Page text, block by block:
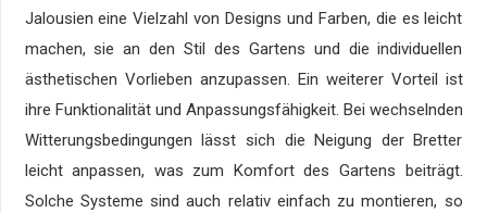
Jalousien eine Vielzahl von Designs und Farben, die es leicht
machen, sie an den Stil des Gartens und die individuellen
ästhetischen Vorlieben anzupassen. Ein weiterer Vorteil ist
ihre Funktionalität und Anpassungsfähigkeit. Bei wechselnden
Witterungsbedingungen lässt sich die Neigung der Bretter
leicht anpassen, was zum Komfort des Gartens beiträgt.
Solche Systeme sind auch relativ einfach zu montieren, so